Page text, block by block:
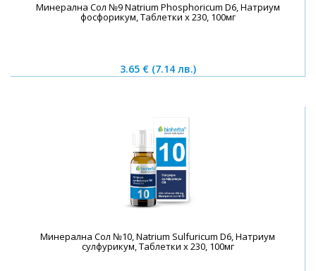
Минерална Сол №9 Natrium Phosphoricum D6, Натриум
фосфорикум, Таблетки х 230, 100мг
3.65 € (7.14 лв.)
Минерална Сол №10, Natrium Sulfuricum D6, Натриум
сулфурикум, Таблетки х 230, 100мг